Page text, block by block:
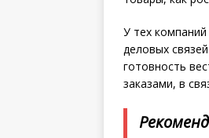
У тех
деловых
готовность
заказами, в